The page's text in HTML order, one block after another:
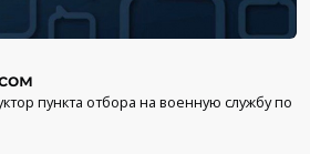
пункта отбора на военную службу по